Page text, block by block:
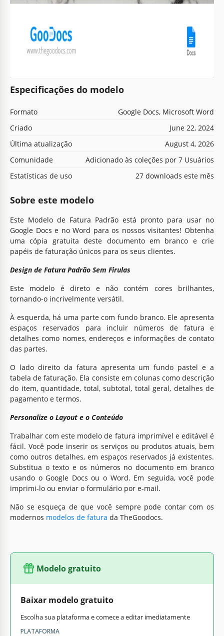
Especificações do modelo
Formato
Google Docs, Microsoft Word
Criado
June 22, 2024
Última atualização
August 4, 2026
Comunidade
Adicionado às coleções por 7 Usuários
Estatísticas de uso
27 downloads este mês
Sobre este modelo
Este Modelo de Fatura Padrão está pronto para usar no
Google Docs e no Word para os nossos visitantes! Obtenha
uma cópia gratuita deste documento em branco e crie
papéis de faturação únicos para os seus clientes.
Design de Fatura Padrão Sem Firulas
Este modelo é direto e não contém cores brilhantes,
tornando-o incrivelmente versátil.
À esquerda, há uma parte com fundo branco. Ele apresenta
espaços reservados para incluir números de fatura e
detalhes como nomes, endereços e informações de contato
das partes.
O lado direito da fatura apresenta um fundo pastel e a
tabela de faturação. Ela consiste em colunas como descrição
do item, quantidade, total, subtotal, total geral, detalhes de
pagamento e termos.
Personalize o Layout e o Conteúdo
Trabalhar com este modelo de fatura imprimível e editável é
fácil. Você pode inserir os serviços ou produtos atuais, bem
como outros detalhes, em espaços reservados já existentes.
Substitua o texto e os números no documento em branco
usando o Google Docs ou o Word. Em seguida, você pode
imprimi-lo ou enviar o formulário por e-mail.
Não se esqueça de que você sempre pode contar com os
modernos modelos de fatura da TheGoodocs.
Modelo gratuito
Baixar modelo gratuito
Escolha sua plataforma e comece a editar imediatamente
PLATAFORMA